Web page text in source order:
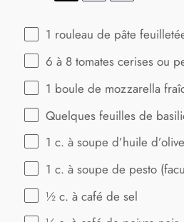
1 rouleau de pâte
6 à 8 tomates cerises ou
1 boule de mozzarella
Quelques feuilles de
1 c. à soupe d’huile d’olive
1 c. à soupe de pesto
½ c. à café de sel